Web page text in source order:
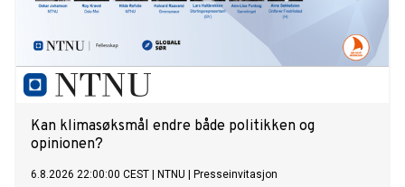
Kan klimasøksmål endre både politikken og
opinionen?
6.8.2026 22:00:00 CEST NTNU Presseinvitasjon